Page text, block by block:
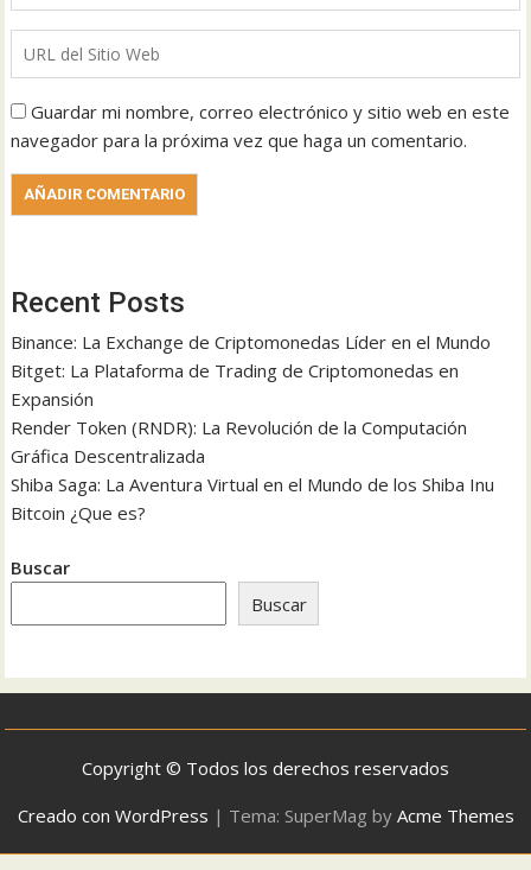
Guardar mi nombre, correo electrónico y sitio web en este
navegador para la próxima vez que haga un comentario.
Recent Posts
Binance: La Exchange de Criptomonedas Líder en el Mundo
Bitget: La Plataforma de Trading de Criptomonedas en
Expansión
Render Token (RNDR): La Revolución de la Computación
Gráfica Descentralizada
Shiba Saga: La Aventura Virtual en el Mundo de los Shiba Inu
Bitcoin ¿Que es?
Buscar
Buscar
Copyright © Todos los derechos reservados
Creado con WordPress | Tema: SuperMag by Acme Themes